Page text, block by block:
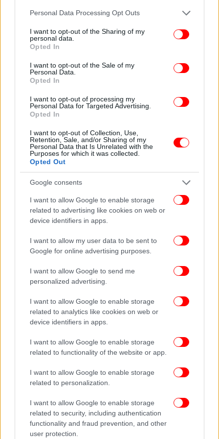
Please note that this website/app uses one or more Google
not limited to your visit or usage behaviour. You may click to
grant or deny consent to Google and its third-party tags to
use your data for below specified purposes in below Google
consent section.
Personal Data Processing Opt Outs
I want to opt-out of the Sharing of my
personal data.
Opted In
I want to opt-out of the Sale of my
Personal Data.
Opted In
I want to opt-out of processing my
Personal Data for Targeted Advertising.
Opted In
I want to opt-out of Collection, Use,
Retention, Sale, and/or Sharing of my
Personal Data that Is Unrelated with the
Purposes for which it was collected.
Opted Out
Google consents
I want to allow Google to enable storage
related to advertising like cookies on web or
device identifiers in apps.
I want to allow my user data to be sent to
Google for online advertising purposes.
I want to allow Google to send me
personalized advertising.
I want to allow Google to enable storage
related to analytics like cookies on web or
device identifiers in apps.
I want to allow Google to enable storage
related to functionality of the website or app.
I want to allow Google to enable storage
related to personalization.
I want to allow Google to enable storage
related to security, including authentication
functionality and fraud prevention, and other
user protection.
ΟΛΕΣ ΟΙ ΕΙΔΗΣΕΙΣ
Επιχείρηση-μαμούθ της ΕΛΑΣ στην Κρήτη: Έρευνες σε
22 σπίτια για ναρκωτικά, όπλα, παράνομες επιδοτήσεις
ΟΠΕΚΕΠΕ -Ο διάλογος που τους έκαψε
Από όνειρο σε εφιάλτη: Ορδές τουριστών μετατρέπουν
την Ευρώπη σε «θεματικό πάρκο» -Αδιανόητες εικόνες
Bloomberg: Οι καλοκαιρινές πτήσεις στην Ελλάδα είναι
ασφαλείς -Δεν αναμένεται έλλειψη καυσίμων